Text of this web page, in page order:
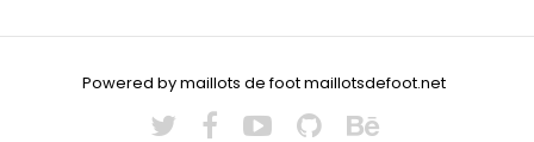
Powered by maillots de foot maillotsdefoot.net